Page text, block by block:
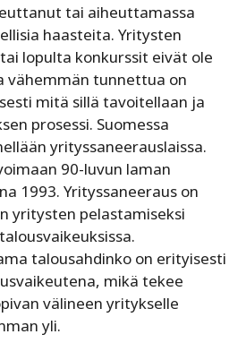
tai aiheuttamassa
haasteita. Yritysten
lopulta konkurssit eivät ole
vähemmän tunnettua on
mitä sillä tavoitellaan ja
prosessi. Suomessa
yrityssaneerauslaissa.
90-luvun laman
1993. Yrityssaneeraus on
yritysten pelastamiseksi
talousahdinko on erityisesti
mikä tekee
välineen yritykselle
yli.